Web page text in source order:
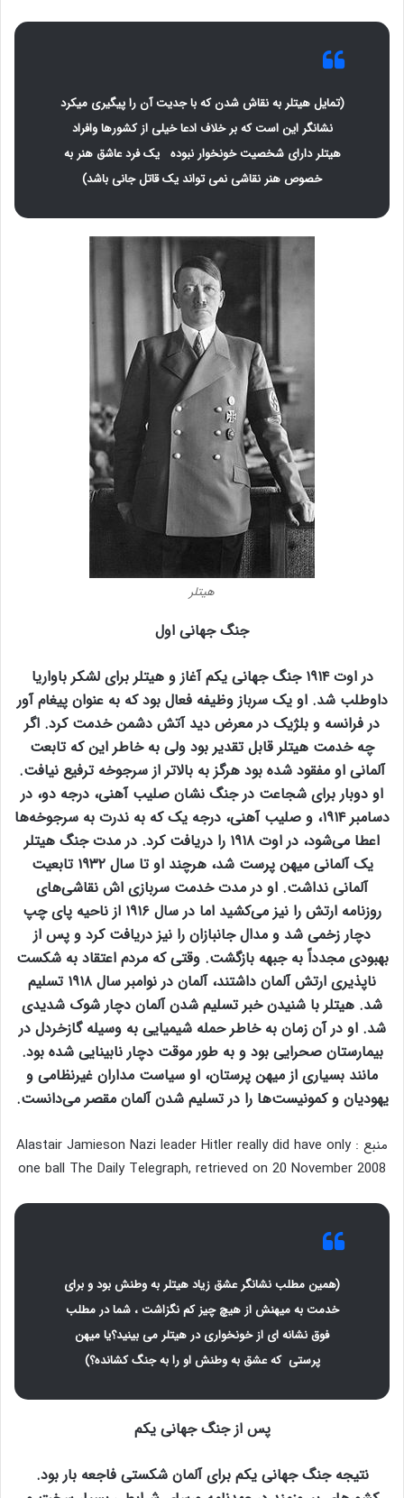
(تمایل هیتلر به نقاش شدن که با جدیت آن را پیگیری میکرد
نشانگر این است که بر خلاف ادعا خیلی از کشورها وافراد
هیتلر دارای شخصیت خونخوار نبوده یک فرد عاشق هنر به
خصوص هنر نقاشی نمی تواند یک قاتل جانی باشد)
هیتلر
جنگ جهانی اول
در اوت ۱۹۱۴ جنگ جهانی یکم آغاز و هیتلر برای لشکر باواریا
داوطلب شد. او یک سرباز وظیفه فعال بود که به عنوان پیغام آور
در فرانسه و بلژیک در معرض دید آتش دشمن خدمت کرد. اگر
چه خدمت هیتلر قابل تقدیر بود ولی به خاطر این که تابعت
آلمانی او مفقود شده بود هرگز به بالاتر از سرجوخه ترفیع نیافت.
او دوبار برای شجاعت در جنگ نشان صلیب آهنی، درجه دو، در
دسامبر ۱۹۱۴، و صلیب آهنی، درجه یک که به ندرت به سرجوخه‌ها
اعطا می‌شود، در اوت ۱۹۱۸ را دریافت کرد. در مدت جنگ هیتلر
یک آلمانی میهن پرست شد، هرچند او تا سال ۱۹۳۲ تابعیت
آلمانی نداشت. او در مدت خدمت سربازی اش نقاشی‌های
روزنامه ارتش را نیز می‌کشید اما در سال ۱۹۱۶ از ناحیه پای چپ
دچار زخمی شد و مدال جانبازان را نیز دریافت کرد و پس از
بهبودی مجدداً به جبهه بازگشت. وقتی که مردم اعتقاد به شکست
ناپذیری ارتش آلمان داشتند، آلمان در نوامبر سال ۱۹۱۸ تسلیم
شد. هیتلر با شنیدن خبر تسلیم شدن آلمان دچار شوک شدیدی
شد. او در آن زمان به خاطر حمله شیمیایی به وسیله گازخردل در
بیمارستان صحرایی بود و به طور موقت دچار نابینایی شده بود.
مانند بسیاری از میهن پرستان، او سیاست مداران غیرنظامی و
یهودیان و کمونیست‌ها را در تسلیم شدن آلمان مقصر می‌دانست.
منبع : Alastair Jamieson Nazi leader Hitler really did have only
one ball The Daily Telegraph, retrieved on 20 November 2008
(همین مطلب نشانگر عشق زیاد هیتلر به وطنش بود و برای
خدمت به میهنش از هیچ چیز کم نگزاشت ، شما در مطلب
فوق نشانه ای از خونخواری در هیتلر می بینید؟یا میهن
پرستی که عشق به وطنش او را به جنگ کشانده؟)
پس از جنگ جهانی یکم
نتیجه جنگ جهانی یکم برای آلمان شکستی فاجعه بار بود.